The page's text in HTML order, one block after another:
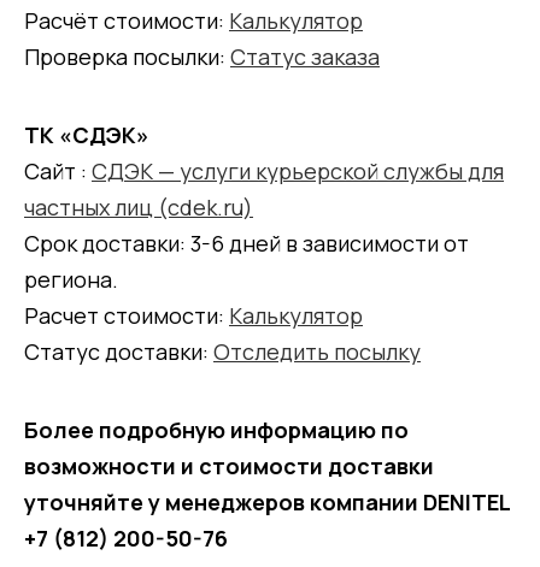
Расчёт стоимости: Калькулятор
Проверка посылки: Статус заказа
ТК «СДЭК»
Сайт : СДЭК — услуги курьерской службы для
частных лиц (cdek.ru)
Срок доставки: 3-6 дней в зависимости от
региона.
Расчет стоимости: Калькулятор
Статус доставки: Отследить посылку
Более подробную информацию по
возможности и стоимости доставки
уточняйте у менеджеров компании DENITEL
+7 (812) 200-50-76